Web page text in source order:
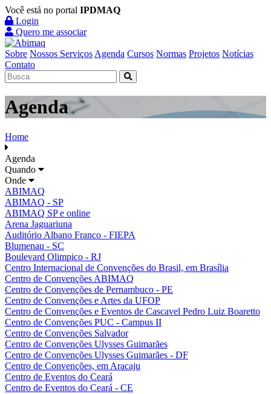
Você está no portal IPDMAQ
Login
Quero me associar
Sobre Nossos Serviços Agenda Cursos Normas Projetos Notícias
Contato
Agenda
Home
Agenda
Quando
Onde
ABIMAQ
ABIMAQ - SP
ABIMAQ SP e online
Arena Jaguariuna
Auditório Albano Franco - FIEPA
Blumenau - SC
Boulevard Olimpico - RJ
Centro Internacional de Convenções do Brasil, em Brasília
Centro de Convenções ABIMAQ
Centro de Convenções de Pernambuco - PE
Centro de Convenções e Artes da UFOP
Centro de Convenções e Eventos de Cascavel Pedro Luiz Boaretto
Centro de Convenções PUC - Campus II
Centro de Convenções Salvador
Centro de Convenções Ulysses Guimarães
Centro de Convenções Ulysses Guimarães - DF
Centro de Convenções, em Aracaju
Centro de Eventos do Ceará
Centro de Eventos do Ceará - CE